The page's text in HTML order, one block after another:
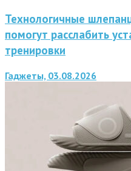
Технологичные
помогут расслабить
тренировки
Гаджеты, 03.08.2026